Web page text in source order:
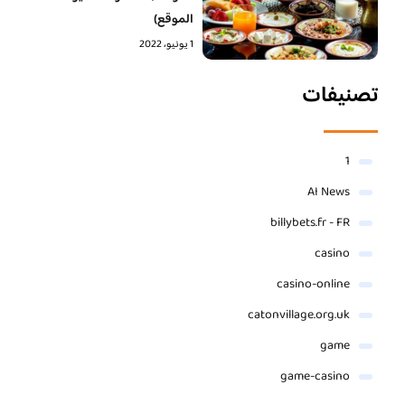
الموقع)
1 يونيو، 2022
تصنيفات
1
AI News
billybets.fr - FR
casino
casino-online
catonvillage.org.uk
game
game-casino